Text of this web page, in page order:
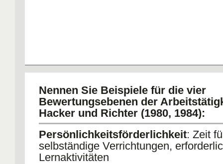
Nennen Sie Beispiele für die vier
Bewertungsebenen der
Hacker und Richter (1980, 1984):
Persönlichkeitsförderlichkeit: Zeit
selbständige Verrichtungen,
Lernaktivitäten